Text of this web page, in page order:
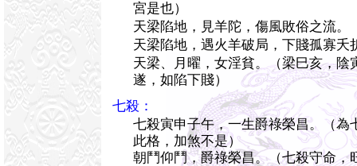
宮是也）
天梁陷地，見羊陀，傷風敗俗之流。
天梁陷地，遇火羊破局，下賤孤寡夭
天梁、月曜，女淫貧。（梁巳亥，陰
遂，如陷下賤）
七殺：
七殺寅申子午，一生爵祿榮昌。（為
此格，加煞不是）
朝鬥仰鬥，爵祿榮昌。（七殺守命，